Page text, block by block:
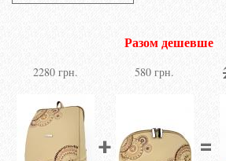
Разом дешевше
2280 грн. 580 грн.
+ =